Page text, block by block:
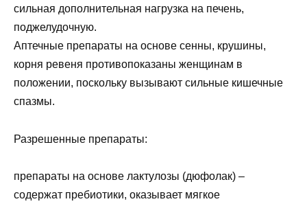
сильная дополнительная нагрузка на печень,
поджелудочную.
Аптечные препараты на основе сенны, крушины,
корня ревеня противопоказаны женщинам в
положении, поскольку вызывают сильные кишечные
спазмы.
Разрешенные препараты:
препараты на основе лактулозы (дюфолак) –
содержат пребиотики, оказывает мягкое